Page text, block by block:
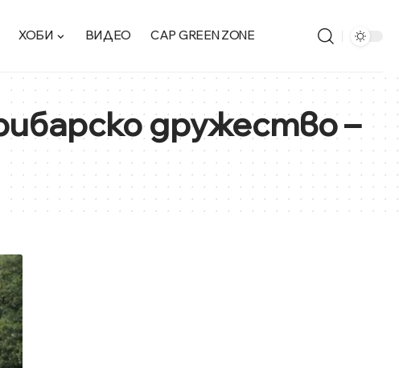
ХОБИ ВИДЕО CAP GREEN ZONE
дружество –